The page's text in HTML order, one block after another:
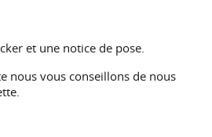
et une notice de pose.
nous vous conseillons de nous